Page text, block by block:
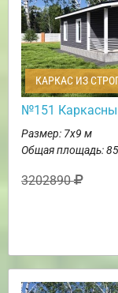
КАРКАС ИЗ
№151
Размер: 7х9 м
Общая площадь: 85
3202890